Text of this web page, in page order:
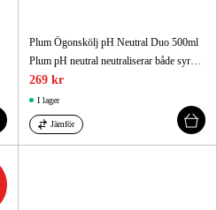
Plum Ögonskölj pH Neutral Duo 500ml
Plum pH neutral neutraliserar både syror och baser och är därmed ditt skydd vid allvarliga ögonolyckor.
269 kr
I lager
Jämför